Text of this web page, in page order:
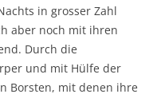
in grosser Zahl
aber noch mit ihren
Durch die
und mit Hülfe der
Borsten, mit denen ihre